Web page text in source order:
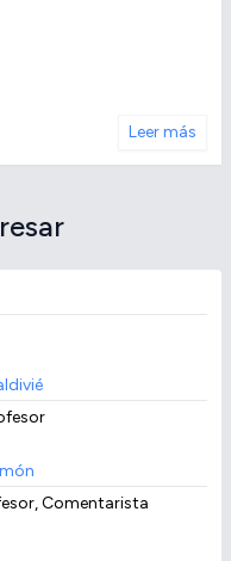
Leer más
Comentarista